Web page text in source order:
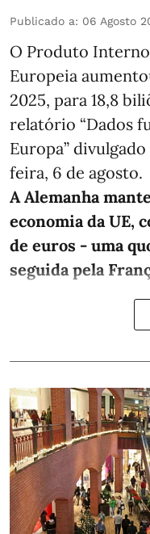
Publicado a: 06 Agosto
O Produto
Europeia
2025, para 18,8
relatório “Dados
Europa”
feira, 6 de agosto.
A Alemanha
economia da UE,
de euros - uma
seguida pela